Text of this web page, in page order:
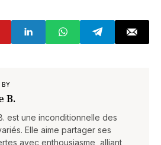
B.
est une inconditionnelle des
Elle aime partager ses
avec enthousiasme, alliant